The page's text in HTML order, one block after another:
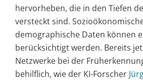
hervorheben, die in den Tiefen
versteckt sind.
demographische Daten können
berücksichtigt werden. Bereits
Netzwerke bei der
behilflich, wie der KI-Forscher